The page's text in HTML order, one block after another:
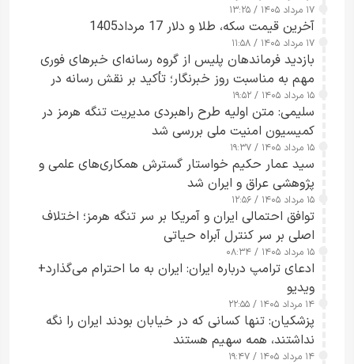
۱۷ مرداد ۱۴۰۵ / ۱۳:۲۵
آخرین قیمت سکه، طلا و دلار 17 مرداد1405
۱۷ مرداد ۱۴۰۵ / ۱۱:۵۸
بازدید فرماندهان پلیس از گروه رسانه‌ای خبرهای فوری
مهم به مناسبت روز خبرنگار؛ تأکید بر نقش رسانه در
تقویت امنیت و اعتماد عمومی
۱۵ مرداد ۱۴۰۵ / ۱۹:۵۲
سلیمی: متن اولیه طرح راهبردی مدیریت تنگه هرمز در
کمیسیون امنیت ملی بررسی شد
۱۵ مرداد ۱۴۰۵ / ۱۹:۳۷
سید عمار حکیم خواستار گسترش همکاری‌های علمی و
پژوهشی عراق و ایران شد
۱۵ مرداد ۱۴۰۵ / ۱۲:۵۶
توافق احتمالی ایران و آمریکا بر سر تنگه هرمز؛ اختلاف
اصلی بر سر کنترل آبراه حیاتی
۱۵ مرداد ۱۴۰۵ / ۰۸:۳۴
ادعای ترامپ درباره ایران: ایران به ما احترام می‌گذارد+
ویدیو
۱۴ مرداد ۱۴۰۵ / ۲۲:۵۵
پزشکیان: تنها کسانی که در خیابان بودند ایران را نگه
نداشتند، همه سهیم هستند
۱۴ مرداد ۱۴۰۵ / ۱۹:۴۷